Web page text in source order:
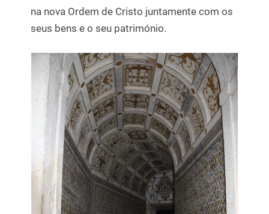
na nova Ordem de Cristo juntamente com os
seus bens e o seu património.